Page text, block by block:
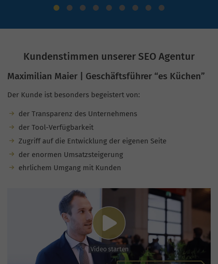
Kundenstimmen unserer SEO Agentur
Maximilian Maier | Geschäftsführer “es Küchen”
Der Kunde ist besonders begeistert von:
der Transparenz des Unternehmens
der Tool-Verfügbarkeit
Zugriff auf die Entwicklung der eigenen Seite
der enormen Umsatzsteigerung
ehrlichem Umgang mit Kunden